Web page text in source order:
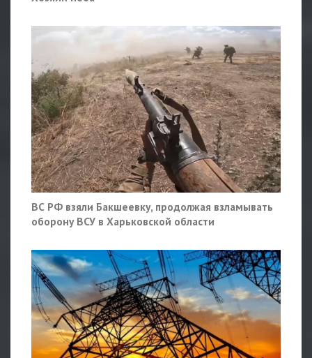
ВС РФ взяли Бакшеевку, продолжая взламывать
оборону ВСУ в Харьковской области